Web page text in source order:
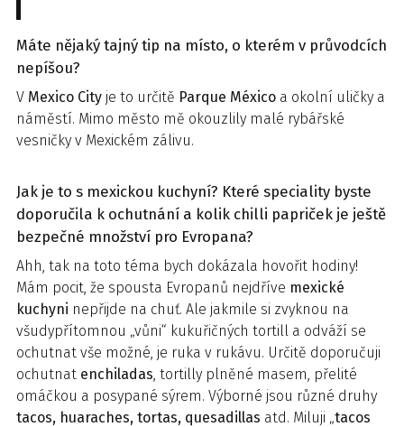
Máte nějaký tajný tip na místo, o kterém v průvodcích
nepíšou?
V Mexico City je to určitě Parque México a okolní uličky a
náměstí. Mimo město mě okouzlily malé rybářské
vesničky v Mexickém zálivu.
Jak je to s mexickou kuchyní? Které speciality byste
doporučila k ochutnání a kolik chilli papriček je ještě
bezpečné množství pro Evropana?
Ahh, tak na toto téma bych dokázala hovořit hodiny!
Mám pocit, že spousta Evropanů nejdříve mexické
kuchyni nepřijde na chuť. Ale jakmile si zvyknou na
všudypřítomnou „vůni“ kukuřičných tortill a odváží se
ochutnat vše možné, je ruka v rukávu. Určitě doporučuji
ochutnat enchiladas, tortilly plněné masem, přelité
omáčkou a posypané sýrem. Výborné jsou různé druhy
tacos, huaraches, tortas, quesadillas atd. Miluji „tacos